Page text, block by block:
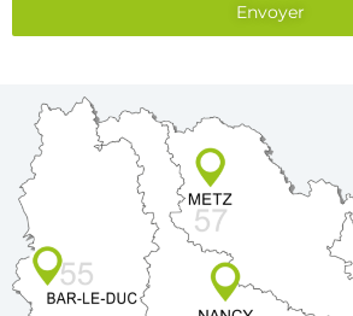
Envoyer